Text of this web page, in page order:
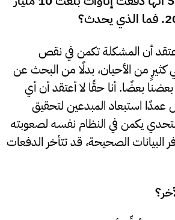
أن المشكلة تكمن في نقص
كثيرٍ من الأحيان، بدلًا من البحث عن
بعضًا. أنا حقًا لا أعتقد أن أي
استبعاد المبدعين لتحقيق
يكمن في النظام نفسه لصعوبته
البيانات الصحيحة، قد تتأخر الدفعات